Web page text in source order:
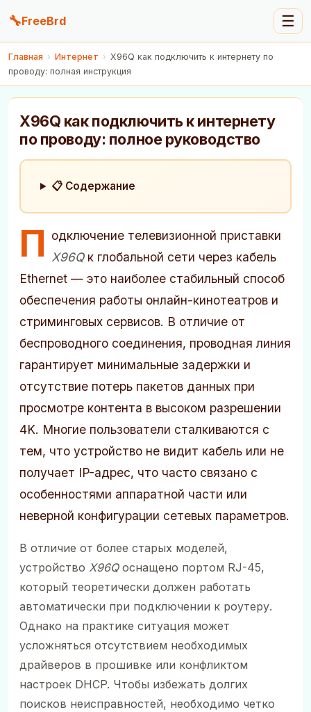
🔧FreeBrd ☰
Главная › Интернет › X96Q как подключить к интернету по
проводу: полная инструкция
X96Q как подключить к интернету
по проводу: полное руководство
📋 Содержание
П одключение телевизионной приставки
X96Qк глобальной сети через кабель
Ethernet — это наиболее стабильный способ
обеспечения работы онлайн-кинотеатров и
стриминговых сервисов. В отличие от
беспроводного соединения, проводная линия
гарантирует минимальные задержки и
отсутствие потерь пакетов данных при
просмотре контента в высоком разрешении
4K. Многие пользователи сталкиваются с
тем, что устройство не видит кабель или не
получает IP-адрес, что часто связано с
особенностями аппаратной части или
неверной конфигурации сетевых параметров.
В отличие от более старых моделей,
устройство X96Qоснащено портом RJ-45,
который теоретически должен работать
автоматически при подключении к роутеру.
Однако на практике ситуация может
усложняться отсутствием необходимых
драйверов в прошивке или конфликтом
настроек DHCP. Чтобы избежать долгих
поисков неисправностей, необходимо четко